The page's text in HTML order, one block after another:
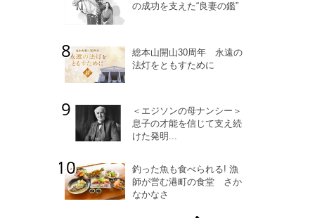
の成功を支えた“良妻の鑑”
総本山開山30周年 永遠の
法灯をともすために
＜エジソンの母ナンシー＞
息子の才能を信じて支え続
けた発明...
釣った魚も食べられる! 漁
師が営む港町の食堂 さか
なかなさ